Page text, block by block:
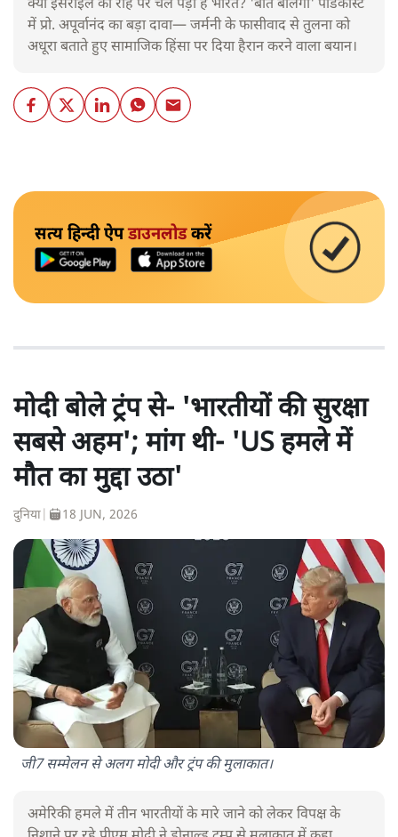
क्या इसराइल की राह पर चल पड़ा है भारत? 'बात बोलेगी' पॉडकास्ट
में प्रो. अपूर्वानंद का बड़ा दावा— जर्मनी के फासीवाद से तुलना को
अधूरा बताते हुए सामाजिक हिंसा पर दिया हैरान करने वाला बयान।
सत्य हिन्दी ऐपडाउनलोडकरें
मोदी बोले ट्रंप से- 'भारतीयों की सुरक्षा
सबसे अहम'; मांग थी- 'US हमले में
मौत का मुद्दा उठा'
दुनिया 18 JUN, 2026
जी7 सम्मेलन से अलग मोदी और ट्रंप की मुलाकात।
अमेरिकी हमले में तीन भारतीयों के मारे जाने को लेकर विपक्ष के